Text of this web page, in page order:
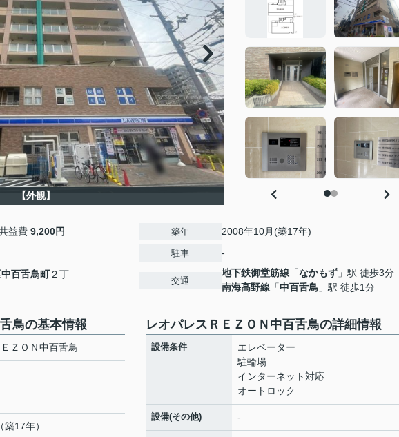
【外観】
益費 9,200円
中百舌鳥町２丁
築年 2008年10月(築17年)
駐車 -
交通
地下鉄御堂筋線 「なかもず 」駅 徒歩3分
南海高野線 「中百舌鳥 」駅 徒歩1分
鳥の基本情報
ＺＯＮ中百舌鳥
17年）
レオパレスＲＥＺＯＮ中百舌鳥の詳細情報
設備条件
エレベーター
駐輪場
インターネット対応
オートロック
設備(その他) -